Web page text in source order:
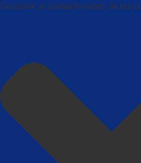
Gestionar el consentimiento de las